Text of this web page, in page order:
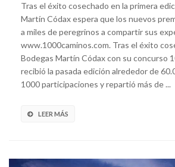
Tras el éxito cosechado en la primera
Martín Códax espera que los nuevos
a miles de peregrinos a compartir sus
www.1000caminos.com. Tras el éxito
Bodegas Martín Códax con su concurso
recibió la pasada edición alrededor de
1000 participaciones y repartió más de ...
LEER MÁS